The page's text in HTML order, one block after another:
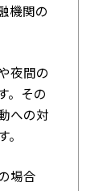
機関の
夜間の
。その
への対
場合